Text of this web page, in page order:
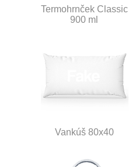
Termohrnček Classic
900 ml
Vankúš 80x40